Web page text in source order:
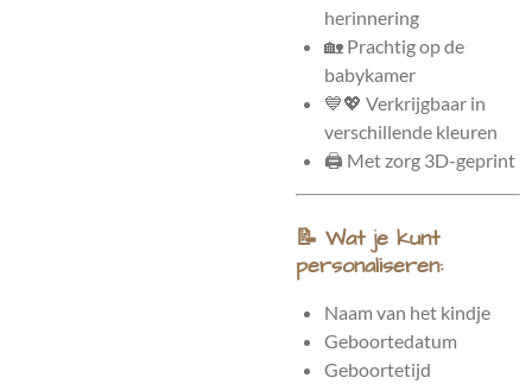
herinnering
🏡 Prachtig op de
babykamer
💙💖 Verkrijgbaar in
verschillende kleuren
🖨️ Met zorg 3D-geprint
📝 Wat je kunt
personaliseren:
Naam van het kindje
Geboortedatum
Geboortetijd